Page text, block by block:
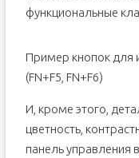
функциональные
Пример кнопок для
(FN+F5, FN+F6)
И, кроме этого,
цветность,
панель управления